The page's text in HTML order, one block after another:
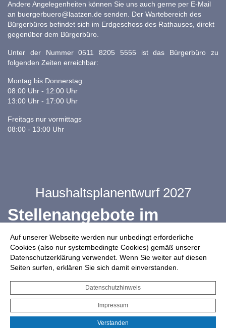
Auf unserer Webseite werden nur unbedingt erforderliche
Cookies (also nur systembedingte Cookies) gemäß unserer
Datenschutzerklärung verwendet. Wenn Sie weiter auf diesen
Seiten surfen, erklären Sie sich damit einverstanden.
Datenschutzhinweis
Impressum
Verstanden
Andere Angelegenheiten können Sie uns auch gerne per E-Mail
an buergerbuero@laatzen.de senden. Der Wartebereich des
Bürgerbüros befindet sich im Erdgeschoss des Rathauses, direkt
gegenüber dem Bürgerbüro.
Unter der Nummer 0511 8205 5555 ist das Bürgerbüro zu
folgenden Zeiten erreichbar:
Montag bis Donnerstag
08:00 Uhr - 12:00 Uhr
13:00 Uhr - 17:00 Uhr
Freitags nur vormittags
08:00 - 13:00 Uhr
Haushaltsplanentwurf 2027
Stellenangebote im
Ganztag
Infos zur Drohnennutzung
Starkregengefahrenkarte
Serviceportal für Bürger*innen